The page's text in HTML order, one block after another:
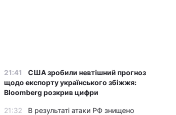
21:41
США зробили невтішний прогноз
щодо експорту українського збіжжя:
Bloomberg розкрив цифри
21:32
В результаті атаки РФ знищено